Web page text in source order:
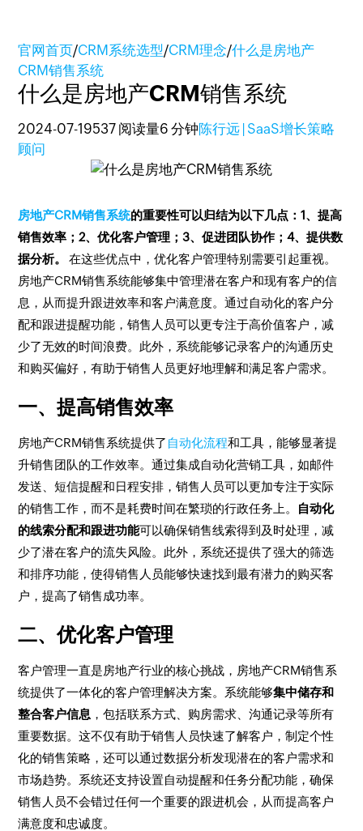
官网首页/CRM系统选型/CRM理念/什么是房地产
CRM销售系统
什么是房地产CRM销售系统
2024-07-19537 阅读量6 分钟陈行远 | SaaS增长策略
顾问
房地产CRM销售系统的重要性可以归结为以下几点：1、提高
销售效率；2、优化客户管理；3、促进团队协作；4、提供数
据分析。
在这些优点中，优化客户管理特别需要引起重视。
房地产CRM销售系统能够集中管理潜在客户和现有客户的信
息，从而提升跟进效率和客户满意度。通过自动化的客户分
配和跟进提醒功能，销售人员可以更专注于高价值客户，减
少了无效的时间浪费。此外，系统能够记录客户的沟通历史
和购买偏好，有助于销售人员更好地理解和满足客户需求。
一、提高销售效率
房地产CRM销售系统提供了 自动化流程和工具，能够显著提
升销售团队的工作效率。通过集成自动化营销工具，如邮件
发送、短信提醒和日程安排，销售人员可以更加专注于实际
的销售工作，而不是耗费时间在繁琐的行政任务上。 自动化
的线索分配和跟进功能可以确保销售线索得到及时处理，减
少了潜在客户的流失风险。此外，系统还提供了强大的筛选
和排序功能，使得销售人员能够快速找到最有潜力的购买客
户，提高了销售成功率。
二、优化客户管理
客户管理一直是房地产行业的核心挑战，房地产CRM销售系
统提供了一体化的客户管理解决方案。系统能够集中储存和
整合客户信息 ，包括联系方式、购房需求、沟通记录等所有
重要数据。这不仅有助于销售人员快速了解客户，制定个性
化的销售策略，还可以通过数据分析发现潜在的客户需求和
市场趋势。系统还支持设置自动提醒和任务分配功能，确保
销售人员不会错过任何一个重要的跟进机会，从而提高客户
满意度和忠诚度。